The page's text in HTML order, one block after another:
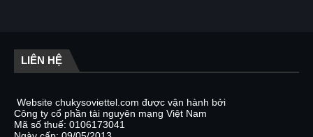
LIÊN HỆ
Website chukysoviettel.com được vận hành bởi
Công ty cổ phần tài nguyên mạng Việt Nam
Mã số thuế: 0106173041